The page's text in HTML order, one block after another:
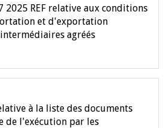
2025 REF relative aux conditions
et d'exportation
agréés
à la liste des documents
de l'exécution par les